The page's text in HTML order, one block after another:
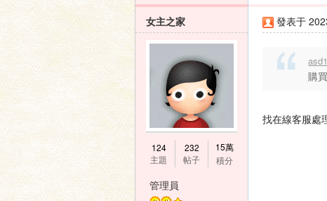
女主之家
124
主題
232
帖子
15萬
積分
管理員
發表于
購
找在線客服處